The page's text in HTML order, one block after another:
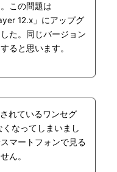
この問題は
12.x」にアップグ
た。同じバージョン
ると思います。
れているワンセグ
なってしまいまし
マートフォンで見る
ん。